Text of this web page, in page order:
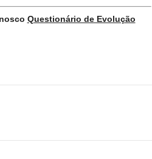
Questionário de Evolução